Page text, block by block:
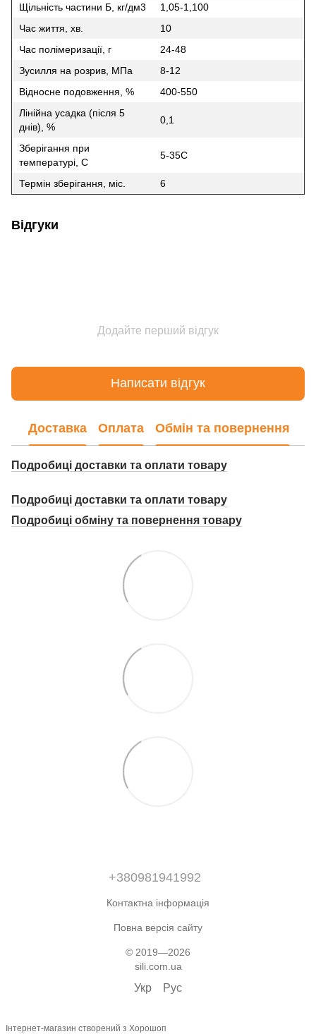
Щільність частини Б, кг/дм3
1,05-1,100
Час життя, хв.
10
Час полімеризації, г
24-48
Зусилля на розрив, МПа
8-12
Відносне подовження, %
400-550
Лінійна усадка (після 5
днів), %
0,1
Зберігання при
температурі, С
5-35С
Термін зберігання, міс. 6
Відгуки
Додайте перший відгук
Написати відгук
Доставка Оплата Обмін та повернення
Подробиці доставки та оплати товару
Подробиці доставки та оплати товару
Подробиці обміну та повернення товару
+380981941992
Контактна інформація
Повна версія сайту
© 2019—2026
sili.com.ua
Укр Рус
Інтернет-магазин створений з Хорошоп